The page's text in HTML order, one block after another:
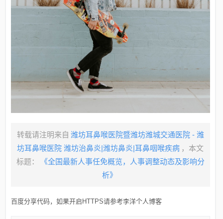
转载请注明来自 潍坊耳鼻喉医院暨潍坊潍城交通医院 - 潍
坊耳鼻喉医院 潍坊治鼻炎|潍坊鼻炎|耳鼻咽喉疾病 ，本文
标题：
《全国最新人事任免概览，人事调整动态及影响分
析》
百度分享代码，如果开启HTTPS请参考李洋个人博客